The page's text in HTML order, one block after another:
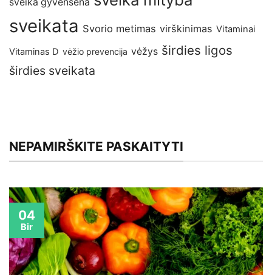
sveika gyvensena
sveikata Svorio metimas virškinimas Vitaminai
Vitaminas D vėžio prevencija vėžys širdies ligos
širdies sveikata
NEPAMIRŠKITE PASKAITYTI
04
Bir